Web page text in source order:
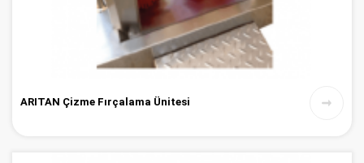
ARITAN Çizme Fırçalama Ünitesi